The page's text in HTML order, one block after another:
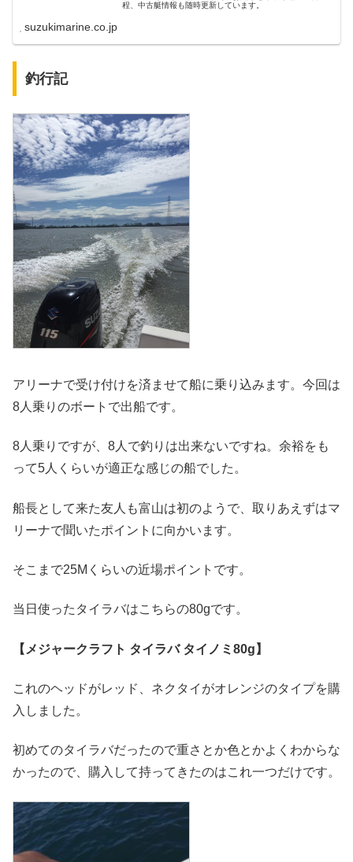
程、中古艇情報も随時更新しています。
suzukimarine.co.jp
釣行記
アリーナで受け付けを済ませて船に乗り込みます。今回は
8人乗りのボートで出船です。
8人乗りですが、8人で釣りは出来ないですね。余裕をも
って5人くらいが適正な感じの船でした。
船長として来た友人も富山は初のようで、取りあえずはマ
リーナで聞いたポイントに向かいます。
そこまで25Mくらいの近場ポイントです。
当日使ったタイラバはこちらの80gです。
【メジャークラフト タイラバ タイノミ80g】
これのヘッドがレッド、ネクタイがオレンジのタイプを購
入しました。
初めてのタイラバだったので重さとか色とかよくわからな
かったので、購入して持ってきたのはこれ一つだけです。